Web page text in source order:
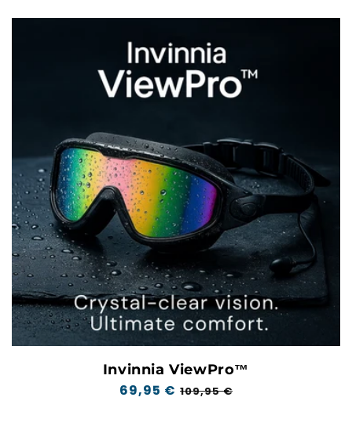
Invinnia ViewPro™
Regulärer
69,95 € Aktionspreis
109,95 €